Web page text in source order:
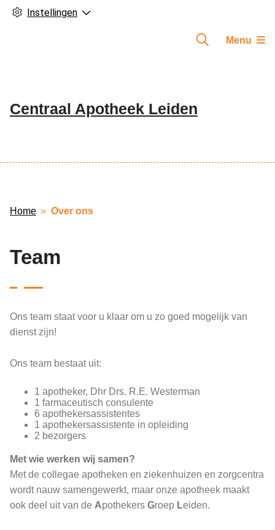
Instellingen
Centraal Apotheek Leiden
Menu
Home Over ons
Team
Ons team staat voor u klaar om u zo goed mogelijk van
dienst zijn!
Ons team bestaat uit:
1 apotheker, Dhr Drs. R.E. Westerman
1 farmaceutisch consulente
6 apothekersassistentes
1 apothekersassistente in opleiding
2 bezorgers
Met wie werken wij samen?
Met de collegae apotheken en ziekenhuizen en zorgcentra
wordt nauw samengewerkt, maar onze apotheek maakt
ook deel uit van de Apothekers Groep Leiden.